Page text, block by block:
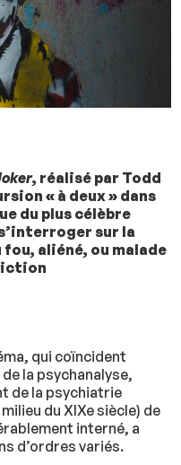
, réalisé par Todd
« à deux » dans
du plus célèbre
sur la
fou, aliéné, ou malade
qui coïncident
la psychanalyse,
de la psychiatrie
du XIXe siècle) de
interné, a
d’ordres variés.